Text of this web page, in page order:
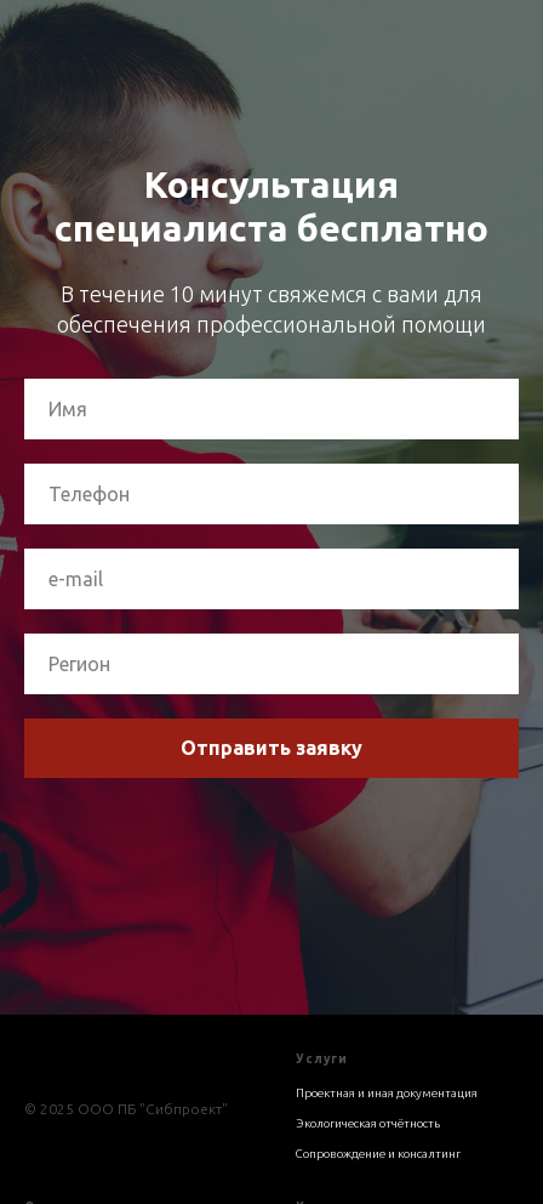
Консультация
специалиста бесплатно
В течение 10 минут свяжемся с вами для
обеспечения профессиональной помощи
Отправить заявку
© 2025 ООО ПБ "Сибпроект"
Услуги
Проектная и иная документация
Экологическая отчётность
Сопровождение и консалтинг